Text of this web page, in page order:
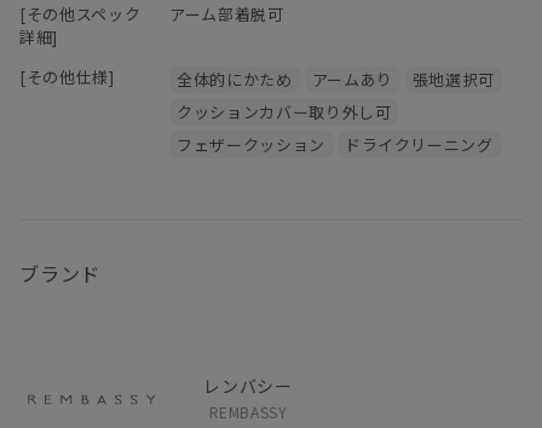
[その他スペック
詳細]
アーム部着脱可
[その他仕様] 全体的にかため アームあり
張地選択可
クッションカバー取り外し可
フェザークッション
ドライクリーニング
ブランド
レンバシー
REMBASSY